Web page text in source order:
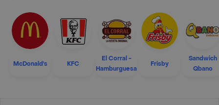
McDonald's KFC
El Corral -
Hamburguesa
Frisby
Sandwich
Qbano